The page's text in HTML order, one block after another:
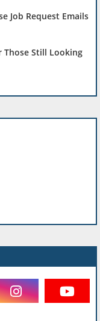
Job Request Emails
Those Still Looking